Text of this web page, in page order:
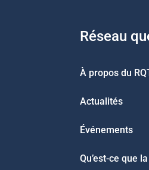
Réseau
À propos du
Actualités
Événements
Qu’est-ce que